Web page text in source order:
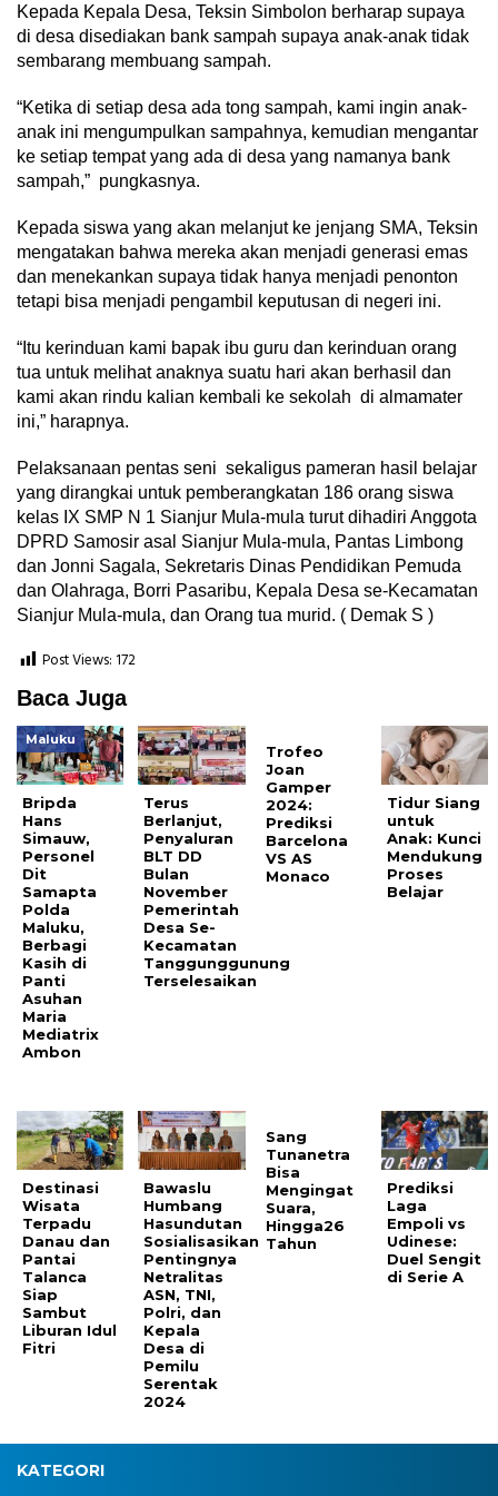
Kepada Kepala Desa, Teksin Simbolon berharap supaya
di desa disediakan bank sampah supaya anak-anak tidak
sembarang membuang sampah.
“Ketika di setiap desa ada tong sampah, kami ingin anak-
anak ini mengumpulkan sampahnya, kemudian mengantar
ke setiap tempat yang ada di desa yang namanya bank
sampah,” pungkasnya.
Kepada siswa yang akan melanjut ke jenjang SMA, Teksin
mengatakan bahwa mereka akan menjadi generasi emas
dan menekankan supaya tidak hanya menjadi penonton
tetapi bisa menjadi pengambil keputusan di negeri ini.
“Itu kerinduan kami bapak ibu guru dan kerinduan orang
tua untuk melihat anaknya suatu hari akan berhasil dan
kami akan rindu kalian kembali ke sekolah di almamater
ini,” harapnya.
Pelaksanaan pentas seni sekaligus pameran hasil belajar
yang dirangkai untuk pemberangkatan 186 orang siswa
kelas IX SMP N 1 Sianjur Mula-mula turut dihadiri Anggota
DPRD Samosir asal Sianjur Mula-mula, Pantas Limbong
dan Jonni Sagala, Sekretaris Dinas Pendidikan Pemuda
dan Olahraga, Borri Pasaribu, Kepala Desa se-Kecamatan
Sianjur Mula-mula, dan Orang tua murid. ( Demak S )
Post Views: 172
Baca Juga
Maluku
Bripda
Hans
Simauw,
Personel
Dit
Samapta
Polda
Maluku,
Berbagi
Kasih di
Panti
Asuhan
Maria
Mediatrix
Ambon
Terus
Berlanjut,
Penyaluran
BLT DD
Bulan
November
Pemerintah
Desa Se-
Kecamatan
Tanggunggunung
Terselesaikan
Trofeo
Joan
Gamper
2024:
Prediksi
Barcelona
VS AS
Monaco
Tidur Siang
untuk
Anak: Kunci
Mendukung
Proses
Belajar
Destinasi
Wisata
Terpadu
Danau dan
Pantai
Talanca
Siap
Sambut
Liburan Idul
Fitri
Bawaslu
Humbang
Hasundutan
Sosialisasikan
Pentingnya
Netralitas
ASN, TNI,
Polri, dan
Kepala
Desa di
Pemilu
Serentak
2024
Sang
Tunanetra
Bisa
Mengingat
Suara,
Hingga26
Tahun
Prediksi
Laga
Empoli vs
Udinese:
Duel Sengit
di Serie A
KATEGORI